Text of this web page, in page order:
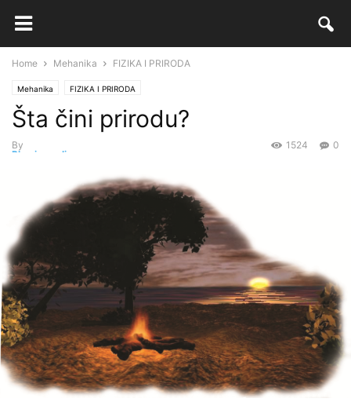
Home Mehanika FIZIKA I PRIRODA
Mehanika FIZIKA I PRIRODA
Šta čini prirodu?
By
Physics.online
0
1524